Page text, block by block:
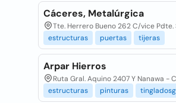
Cáceres, Metalúrgica
Tte. Herrero Bueno 262 C/vice Pdte.
estructuras
puertas tijeras
Arpar Hierros
Ruta Gral. Aquino 2407 Y Nanawa -
estructuras
pinturas